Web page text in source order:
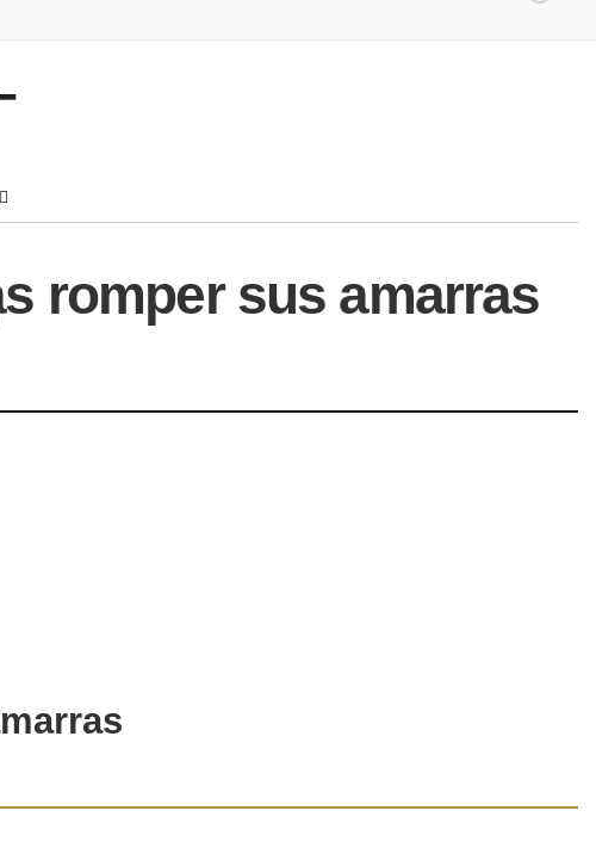
romper sus amarras